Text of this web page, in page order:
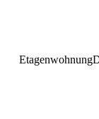
Etagenwohnung